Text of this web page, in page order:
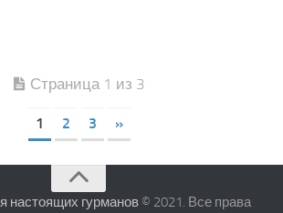
Страница 1 из 3
1 2 3 »
настоящих гурманов © 2021. Все права